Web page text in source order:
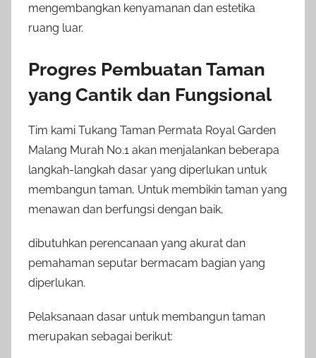
mengembangkan kenyamanan dan estetika
ruang luar.
Progres Pembuatan Taman
yang Cantik dan Fungsional
Tim kami Tukang Taman Permata Royal Garden
Malang Murah No.1 akan menjalankan beberapa
langkah-langkah dasar yang diperlukan untuk
membangun taman, Untuk membikin taman yang
menawan dan berfungsi dengan baik,
dibutuhkan perencanaan yang akurat dan
pemahaman seputar bermacam bagian yang
diperlukan.
Pelaksanaan dasar untuk membangun taman
merupakan sebagai berikut: